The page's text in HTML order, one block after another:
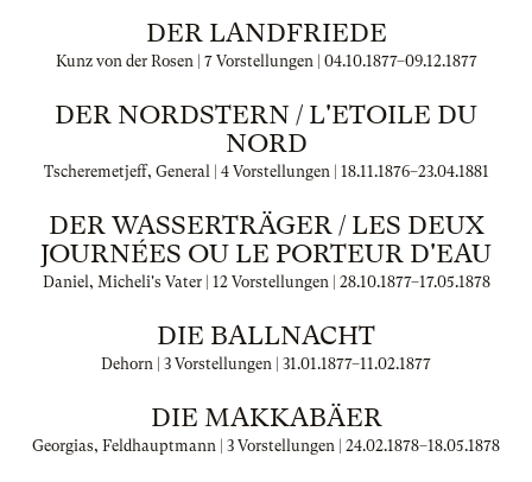
DER LANDFRIEDE
Kunz von der Rosen | 7 Vorstellungen | 04.10.1877–09.12.1877
DER NORDSTERN / L'ETOILE DU
NORD
Tscheremetjeff, General | 4 Vorstellungen | 18.11.1876–23.04.1881
DER WASSERTRÄGER / LES DEUX
JOURNÉES OU LE PORTEUR D'EAU
Daniel, Micheli's Vater | 12 Vorstellungen | 28.10.1877–17.05.1878
DIE BALLNACHT
Dehorn | 3 Vorstellungen | 31.01.1877–11.02.1877
DIE MAKKABÄER
Georgias, Feldhauptmann | 3 Vorstellungen | 24.02.1878–18.05.1878